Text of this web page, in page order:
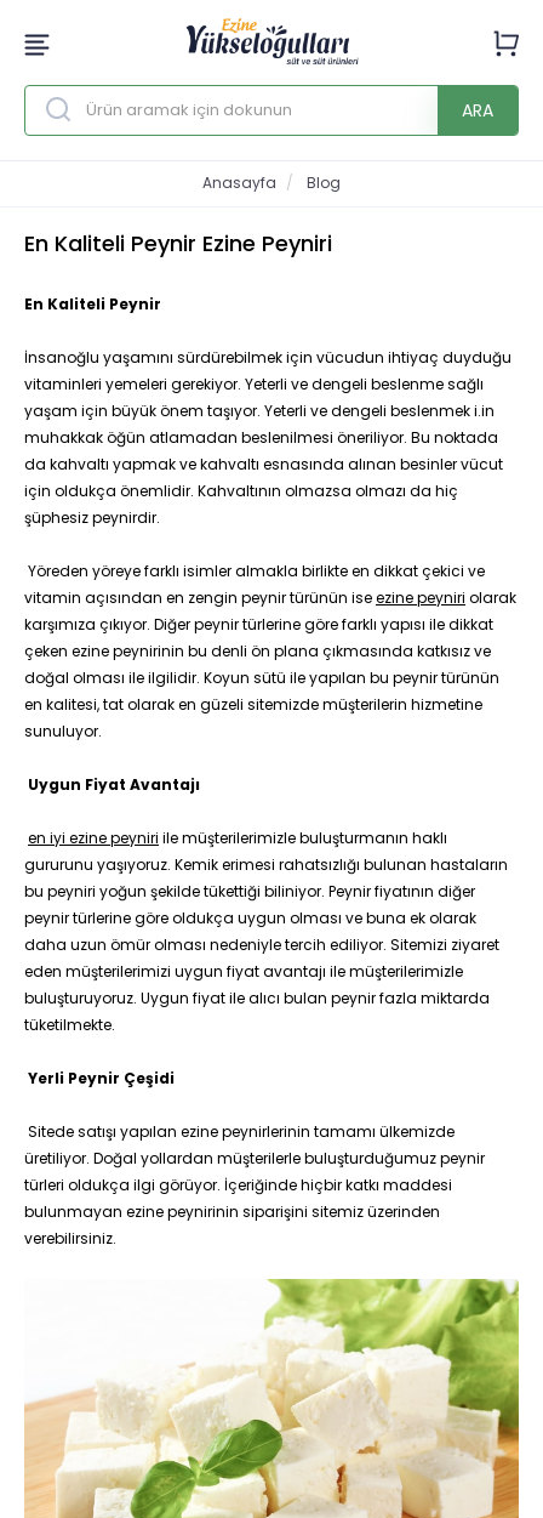
ARA
Anasayfa Blog
En Kaliteli Peynir Ezine Peyniri
En Kaliteli Peynir
İnsanoğlu yaşamını sürdürebilmek için vücudun ihtiyaç duyduğu
vitaminleri yemeleri gerekiyor. Yeterli ve dengeli beslenme sağlı
yaşam için büyük önem taşıyor. Yeterli ve dengeli beslenmek i.in
muhakkak öğün atlamadan beslenilmesi öneriliyor. Bu noktada
da kahvaltı yapmak ve kahvaltı esnasında alınan besinler vücut
için oldukça önemlidir. Kahvaltının olmazsa olmazı da hiç
şüphesiz peynirdir.
Yöreden yöreye farklı isimler almakla birlikte en dikkat çekici ve
vitamin açısından en zengin peynir türünün iseezine peyniri olarak
karşımıza çıkıyor. Diğer peynir türlerine göre farklı yapısı ile dikkat
çeken ezine peynirinin bu denli ön plana çıkmasında katkısız ve
doğal olması ile ilgilidir. Koyun sütü ile yapılan bu peynir türünün
en kalitesi, tat olarak en güzeli sitemizde müşterilerin hizmetine
sunuluyor.
Uygun Fiyat Avantajı
en iyi ezine peyniri ile müşterilerimizle buluşturmanın haklı
gururunu yaşıyoruz. Kemik erimesi rahatsızlığı bulunan hastaların
bu peyniri yoğun şekilde tükettiği biliniyor. Peynir fiyatının diğer
peynir türlerine göre oldukça uygun olması ve buna ek olarak
daha uzun ömür olması nedeniyle tercih ediliyor. Sitemizi ziyaret
eden müşterilerimizi uygun fiyat avantajı ile müşterilerimizle
buluşturuyoruz. Uygun fiyat ile alıcı bulan peynir fazla miktarda
tüketilmekte.
Yerli Peynir Çeşidi
Sitede satışı yapılan ezine peynirlerinin tamamı ülkemizde
üretiliyor. Doğal yollardan müşterilerle buluşturduğumuz peynir
türleri oldukça ilgi görüyor. İçeriğinde hiçbir katkı maddesi
bulunmayan ezine peynirinin siparişini sitemiz üzerinden
verebilirsiniz.